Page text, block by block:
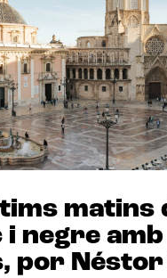
matins
i negre amb
por